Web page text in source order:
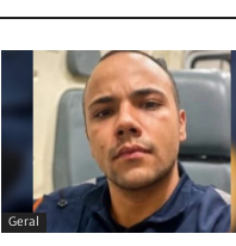
Geral